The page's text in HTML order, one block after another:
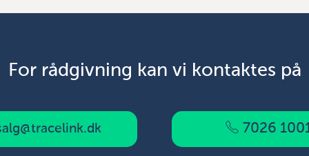
For rådgivning kan vi kontaktes på
7026